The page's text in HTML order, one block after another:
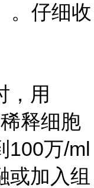
。仔细收
，用
释细胞
100万/ml
或加入组